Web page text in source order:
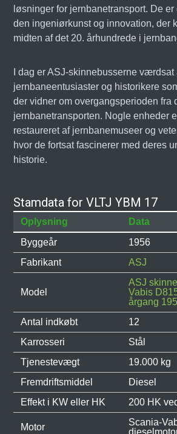
løsninger for jernbanetransport. De
den ingeniørkunst og innovation, der
midten af det 20. århundrede i
I dag er ASJ-skinnebusserne værdsat
jernbaneentusiaster og historikere
der vidner om overgangsperioden fra
jernbanetransporten. Nogle enheder
restaureret af jernbanemuseer og
hvor de fortsat fascinerer med deres
historie.
Stamdata for VLTJ YBM 17
Oplysning
Data
Byggeår
1956
Fabrikant
ASJ
Model
ASJ
Vabis
årgang
Antal indkøbt
12
Karrosseri
Stål
Tjenestevægt
19.000 kg
Fremdriftsmiddel
Diesel
Effekt i KW eller HK
200 HK
Motor
Scania-